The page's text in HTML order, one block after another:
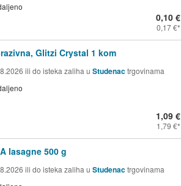
0,10 €
0,17 €
Glitzi Crystal 1 kom
ili do isteka zaliha u Studenactrgovinama
1,09 €
1,79 €
lasagne 500 g
ili do isteka zaliha u Studenactrgovinama